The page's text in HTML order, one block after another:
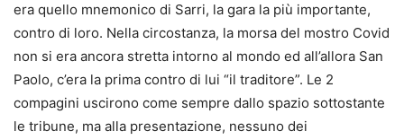
era quello mnemonico di Sarri, la gara la più importante,
contro di loro. Nella circostanza, la morsa del mostro Covid
non si era ancora stretta intorno al mondo ed all’allora San
Paolo, c’era la prima contro di lui “il traditore”. Le 2
compagini uscirono come sempre dallo spazio sottostante
le tribune, ma alla presentazione, nessuno dei